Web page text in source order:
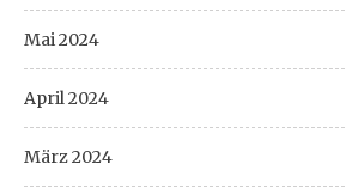
Mai 2024
April 2024
März 2024